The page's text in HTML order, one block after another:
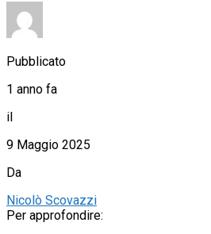
Pubblicato
1 anno fa
il
9 Maggio 2025
Da
Nicolò Scovazzi
Per approfondire: